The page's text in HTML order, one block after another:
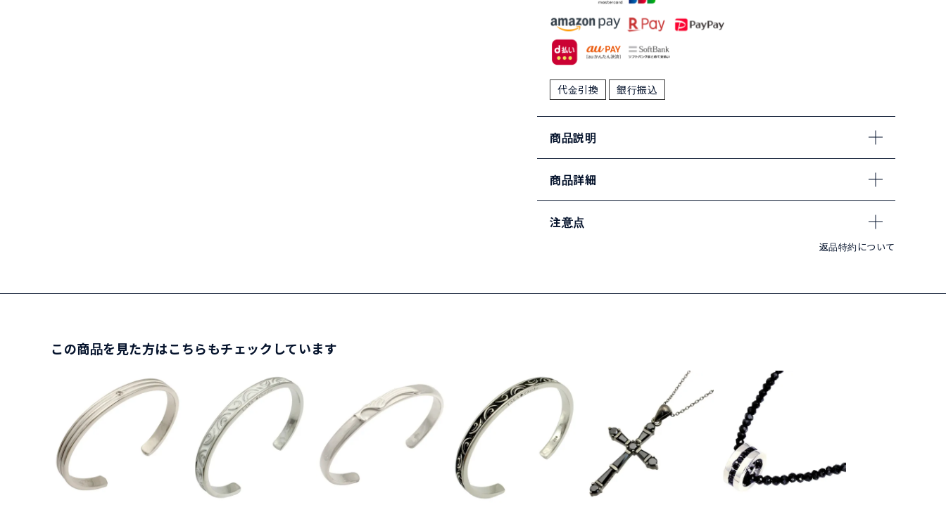
代金引換 銀行振込
商品説明
商品詳細
注意点
返品特約について
この商品を見た方はこちらもチェックしています